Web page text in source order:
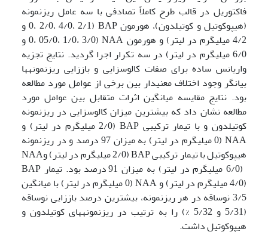
فاکتوریل در قالب طرح کاملاً تصادفی با سه عامل ریزنمونه
(هیپوکوتیل و کوتیلدون)، هورمون BAP (0، 2/0، 4/0، 2/1 و
4/2 میلی­گرم در لیتر) و هورمون NAA (0، 05/0، 1/0، 3/0 و
6/0 میلی­گرم در لیتر) در سه تکرار اجرا گردید. نتایج تجزیه
واریانس ساده برای صفات کالوس­زایی و باززایی ریزنمونه­ها
بیانگر وجود اختلاف معنی­دار بین برخی از عوامل مورد مطالعه
بود. نتایج مقایسه میانگین اثرات متقابل بین عوامل مورد
مطالعه نشان داد که بیشترین میزان کالوس­زایی در ریزنمونه
کوتیلدون و با تیمار ترکیبی BAP (2/0 میلی­گرم در لیتر) و
NAA (0 میلی­گرم در لیتر) به میزان 97 درصد و در ریزنمونه
هیپوکوتیل با تیمار ترکیبی BAP (2/0 میلی­گرم در لیتر) وNAA
(6/0 میلی­گرم در لیتر) به میزان 91 درصد بود. تیمار BAP
(4/0 میلی­گرم در لیتر) و NAA (0 میلی­گرم در لیتر) با میانگین
3/5 نوساقه در هر ریزنمونه، بیشترین درصد باززایی نوساقه
(5/31 و 5/32 %) را به ترتیب در ریزنمونه­های کوتیلدون و
هیپوکوتیل داشت.